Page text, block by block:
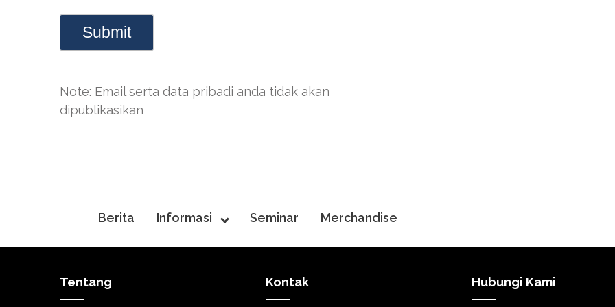
Note: Email serta data pribadi anda tidak akan
dipublikasikan
Berita Informasi Seminar Merchandise
Tentang Kontak Hubungi Kami